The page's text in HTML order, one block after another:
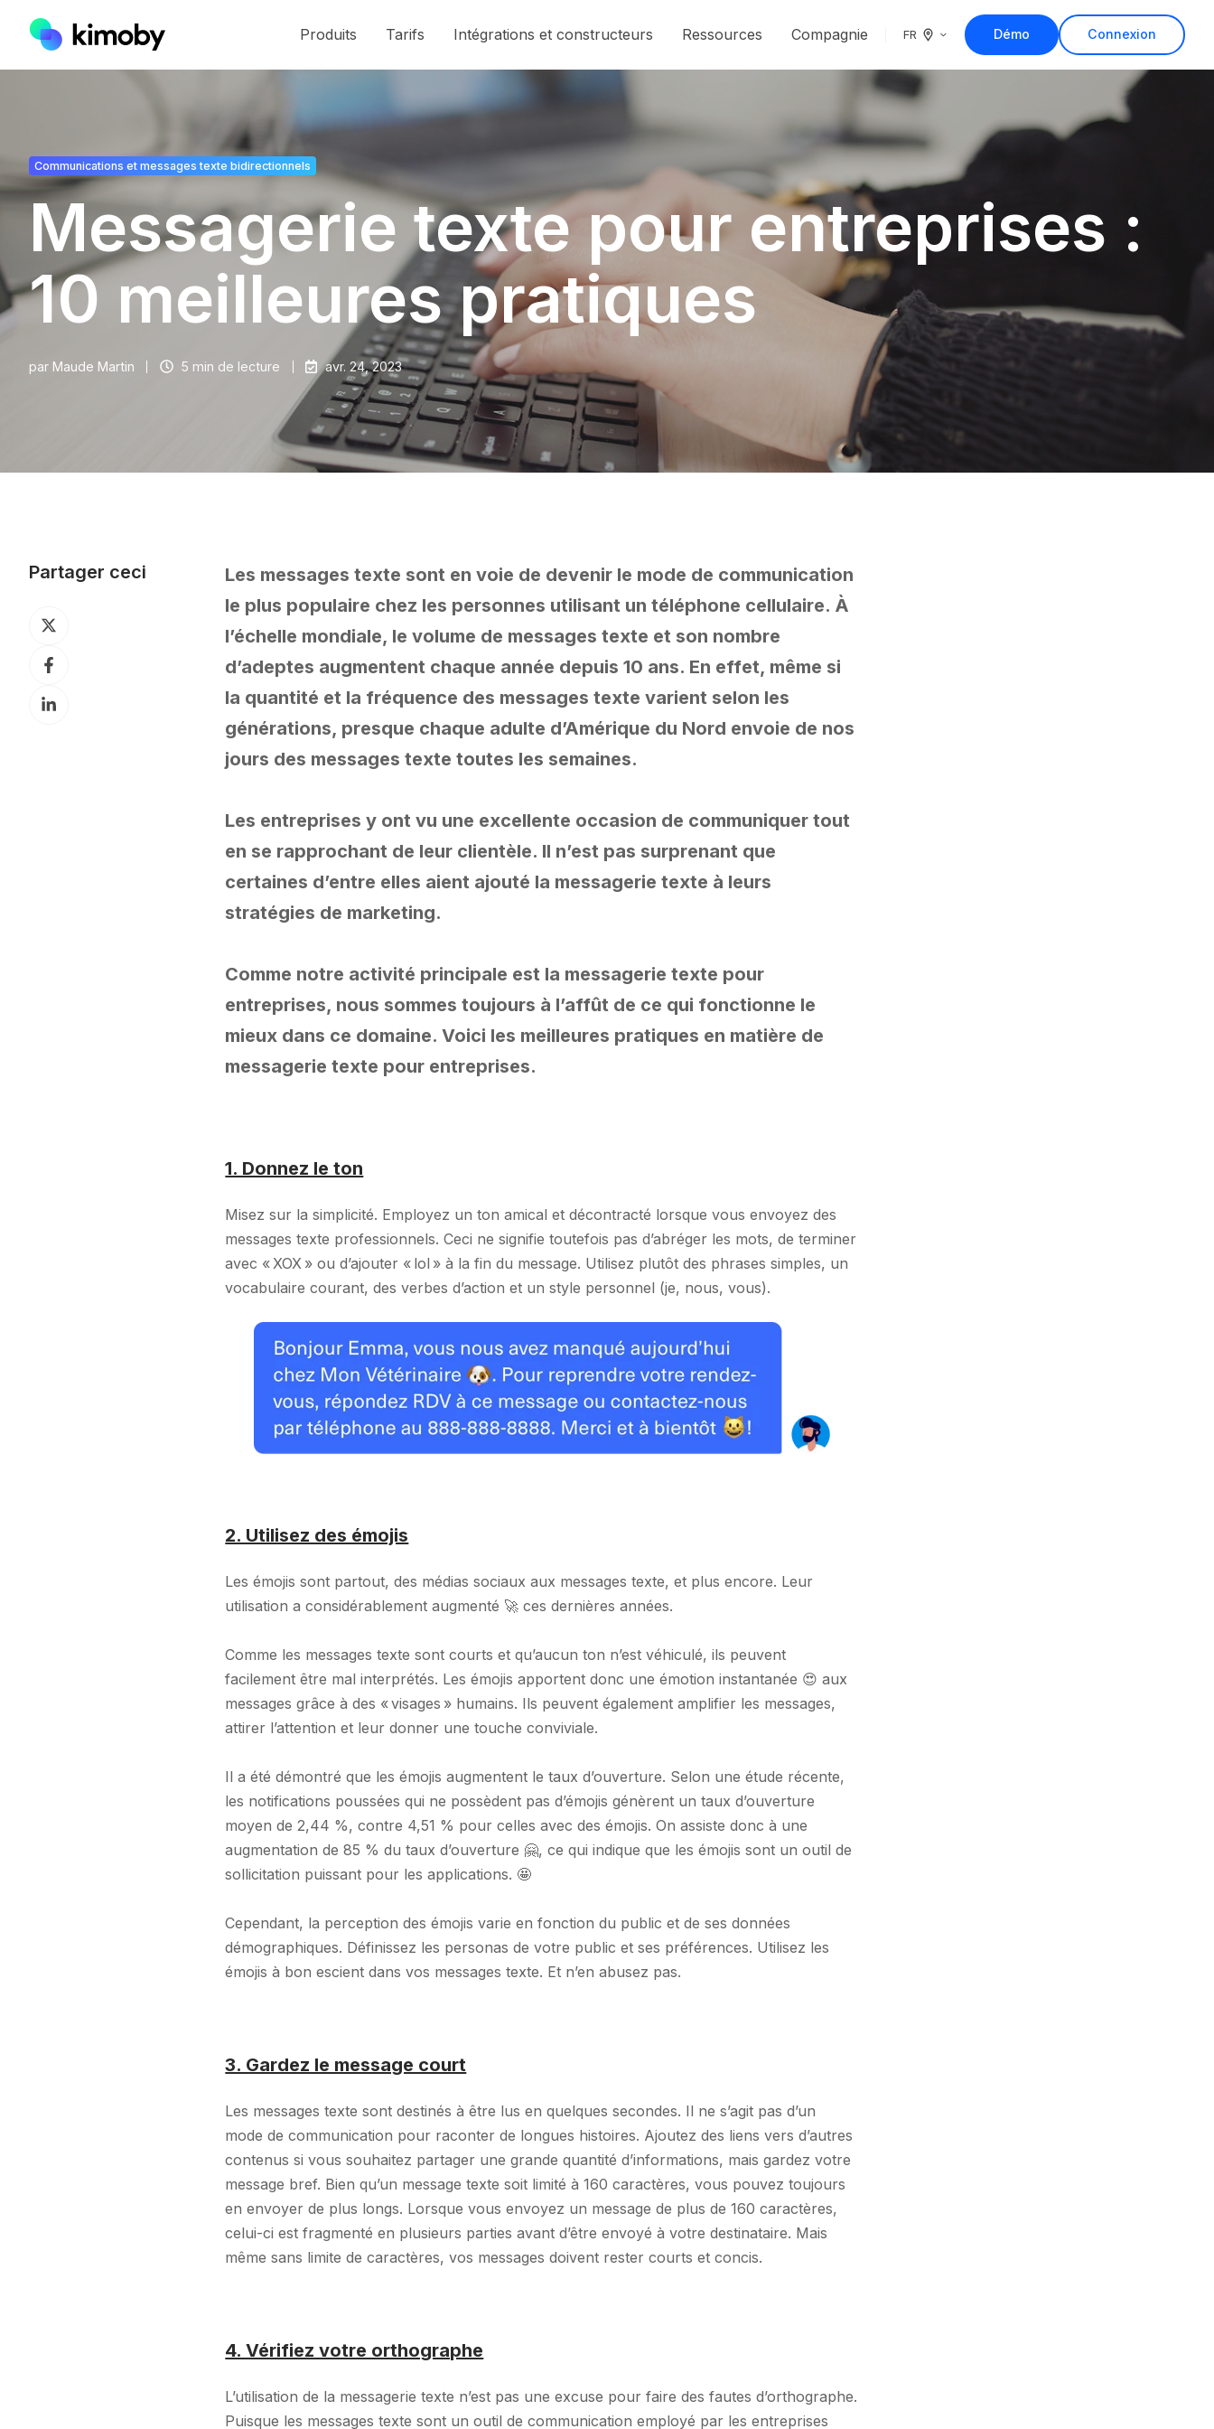
Produits Tarifs Intégrations et constructeurs Ressources Compagnie FR Démo Connexion
Communications et messages texte bidirectionnels
Messagerie texte pour entreprises :
10 meilleures pratiques
par Maude Martin 5 min de lecture avr. 24, 2023
Les messages texte sont en voie de devenir le mode de communication
le plus populaire chez les personnes utilisant un téléphone cellulaire. À
l’échelle mondiale, le volume de messages texte et son nombre
d’adeptes augmentent chaque année depuis 10 ans. En effet, même si
la quantité et la fréquence des messages texte varient selon les
générations, presque chaque adulte d’Amérique du Nord envoie de nos
jours des messages texte toutes les semaines.
Les entreprises y ont vu une excellente occasion de communiquer tout
en se rapprochant de leur clientèle. Il n’est pas surprenant que
certaines d’entre elles aient ajouté la messagerie texte à leurs
stratégies de marketing.
Comme notre activité principale est la messagerie texte pour
entreprises, nous sommes toujours à l’affût de ce qui fonctionne le
mieux dans ce domaine. Voici les meilleures pratiques en matière de
messagerie texte pour entreprises.
1. Donnez le ton
Misez sur la simplicité. Employez un ton amical et décontracté lorsque vous envoyez des
messages texte professionnels. Ceci ne signifie toutefois pas d’abréger les mots, de terminer
avec « XOX » ou d’ajouter « lol » à la fin du message. Utilisez plutôt des phrases simples, un
vocabulaire courant, des verbes d’action et un style personnel (je, nous, vous).
2. Utilisez des émojis
Les émojis sont partout, des médias sociaux aux messages texte, et plus encore. Leur
utilisation a considérablement augmenté 🚀 ces dernières années.
Comme les messages texte sont courts et qu’aucun ton n’est véhiculé, ils peuvent
facilement être mal interprétés. Les émojis apportent donc une émotion instantanée 😍 aux
messages grâce à des « visages » humains. Ils peuvent également amplifier les messages,
attirer l’attention et leur donner une touche conviviale.
Il a été démontré que les émojis augmentent le taux d’ouverture. Selon une étude récente,
les notifications poussées qui ne possèdent pas d’émojis génèrent un taux d’ouverture
moyen de 2,44 %, contre 4,51 % pour celles avec des émojis. On assiste donc à une
augmentation de 85 % du taux d’ouverture 🤗, ce qui indique que les émojis sont un outil de
sollicitation puissant pour les applications. 🤩
Cependant, la perception des émojis varie en fonction du public et de ses données
démographiques. Définissez les personas de votre public et ses préférences. Utilisez les
émojis à bon escient dans vos messages texte. Et n’en abusez pas.
3. Gardez le message court
Les messages texte sont destinés à être lus en quelques secondes. Il ne s’agit pas d’un
mode de communication pour raconter de longues histoires. Ajoutez des liens vers d’autres
contenus si vous souhaitez partager une grande quantité d’informations, mais gardez votre
message bref. Bien qu’un message texte soit limité à 160 caractères, vous pouvez toujours
en envoyer de plus longs. Lorsque vous envoyez un message de plus de 160 caractères,
celui-ci est fragmenté en plusieurs parties avant d’être envoyé à votre destinataire. Mais
même sans limite de caractères, vos messages doivent rester courts et concis.
4. Vérifiez votre orthographe
L’utilisation de la messagerie texte n’est pas une excuse pour faire des fautes d’orthographe.
Puisque les messages texte sont un outil de communication employé par les entreprises
Partager ceci
Partager
Partager
Facebook
Partager